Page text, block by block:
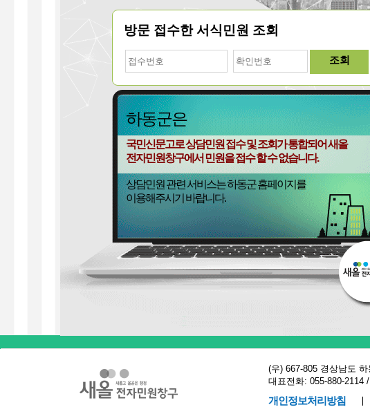
방문 접수한 서식민원 조회
접
수
호
비
호
조회
하동군은
국민신문고로 상담민원 접수 및 조회가 통합되어 새올
전자민원창구에서 민원을 접수 할 수 없습니다.
상담민원 관련 서비스는 하동군 홈페이지를
이용해주시기 바랍니다.
(우) 667-805 경상남도
대표전화: 055-880-2114
개인정보처리방침